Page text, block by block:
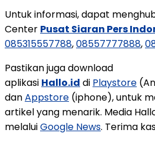
Untuk informasi, dapat
Center Pusat Siaran Pers
085315557788,08557777888,
Pastikan juga download
aplikasi Hallo.id di Playstore
danAppstore (iphone), untuk
artikel yang menarik. Media
melaluiGoogle News. Terima